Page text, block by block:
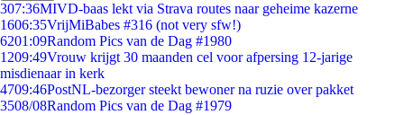
307:36MIVD-baas lekt via Strava routes naar geheime kazerne
1606:35VrijMiBabes #316 (not very sfw!)
6201:09Random Pics van de Dag #1980
1209:49Vrouw krijgt 30 maanden cel voor afpersing 12-jarige
misdienaar in kerk
4709:46PostNL-bezorger steekt bewoner na ruzie over pakket
3508/08Random Pics van de Dag #1979